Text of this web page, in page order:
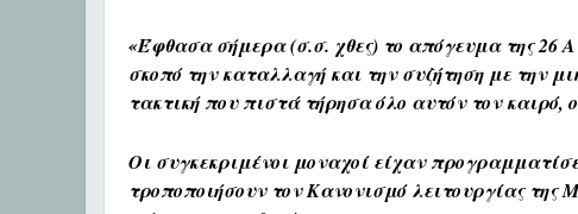
«Έφθασα σήμερα (σ.σ. χθες) το απόγευμα της 26
σκοπό την καταλλαγή και την συζήτηση με την
τακτική που πιστά τήρησα όλο αυτόν τον
Οι συγκεκριμένοι μοναχοί είχαν
τροποποιήσουν τον Κανονισμό λειτουργίας